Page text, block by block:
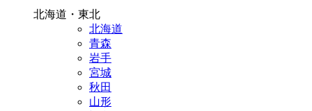
北海道・東北
北海道
青森
岩手
宮城
秋田
山形